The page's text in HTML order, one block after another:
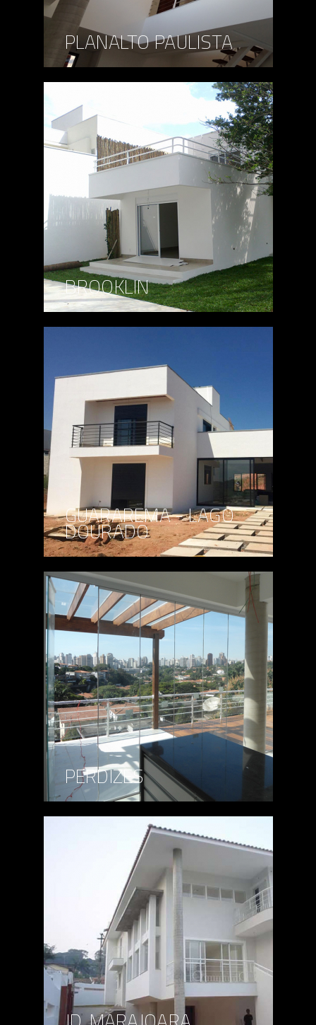
PLANALTO PAULISTA
BROOKLIN
GUARAREMA - LAGO
DOURADO
PERDIZES